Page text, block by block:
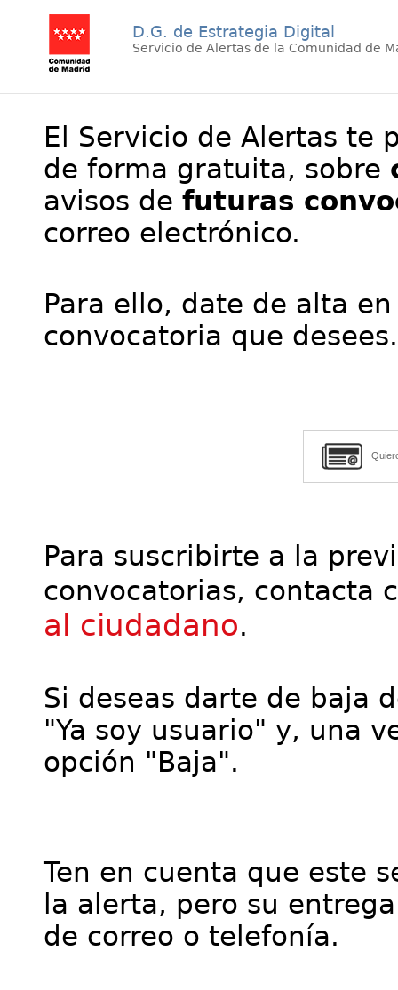
D.G. de Estrategia Digital
Servicio de Alertas de la Comunidad de
El Servicio de Alertas te
de forma gratuita, sobre
avisos de futuras
correo electrónico.
Para ello, date de alta
convocatoria que desees.
Para suscribirte a la
convocatorias, contacta
al ciudadano.
Si deseas darte de baja
"Ya soy usuario" y, una
opción "Baja".
Ten en cuenta que este
la alerta, pero su
de correo o telefonía.